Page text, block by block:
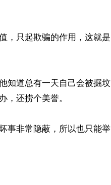
，只起欺骗的作用，这就是
知道总有一天自己会被掘坟
，还捞个美誉。
事非常隐蔽，所以也只能举